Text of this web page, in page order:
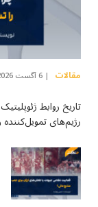
مقالات 6 آگست 2026
تاریخ روابط
رژیم‌های